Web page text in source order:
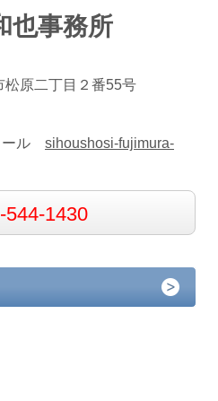
也事務所
原二丁目２番55号
ール sihoushosi-fujimura-
544-1430